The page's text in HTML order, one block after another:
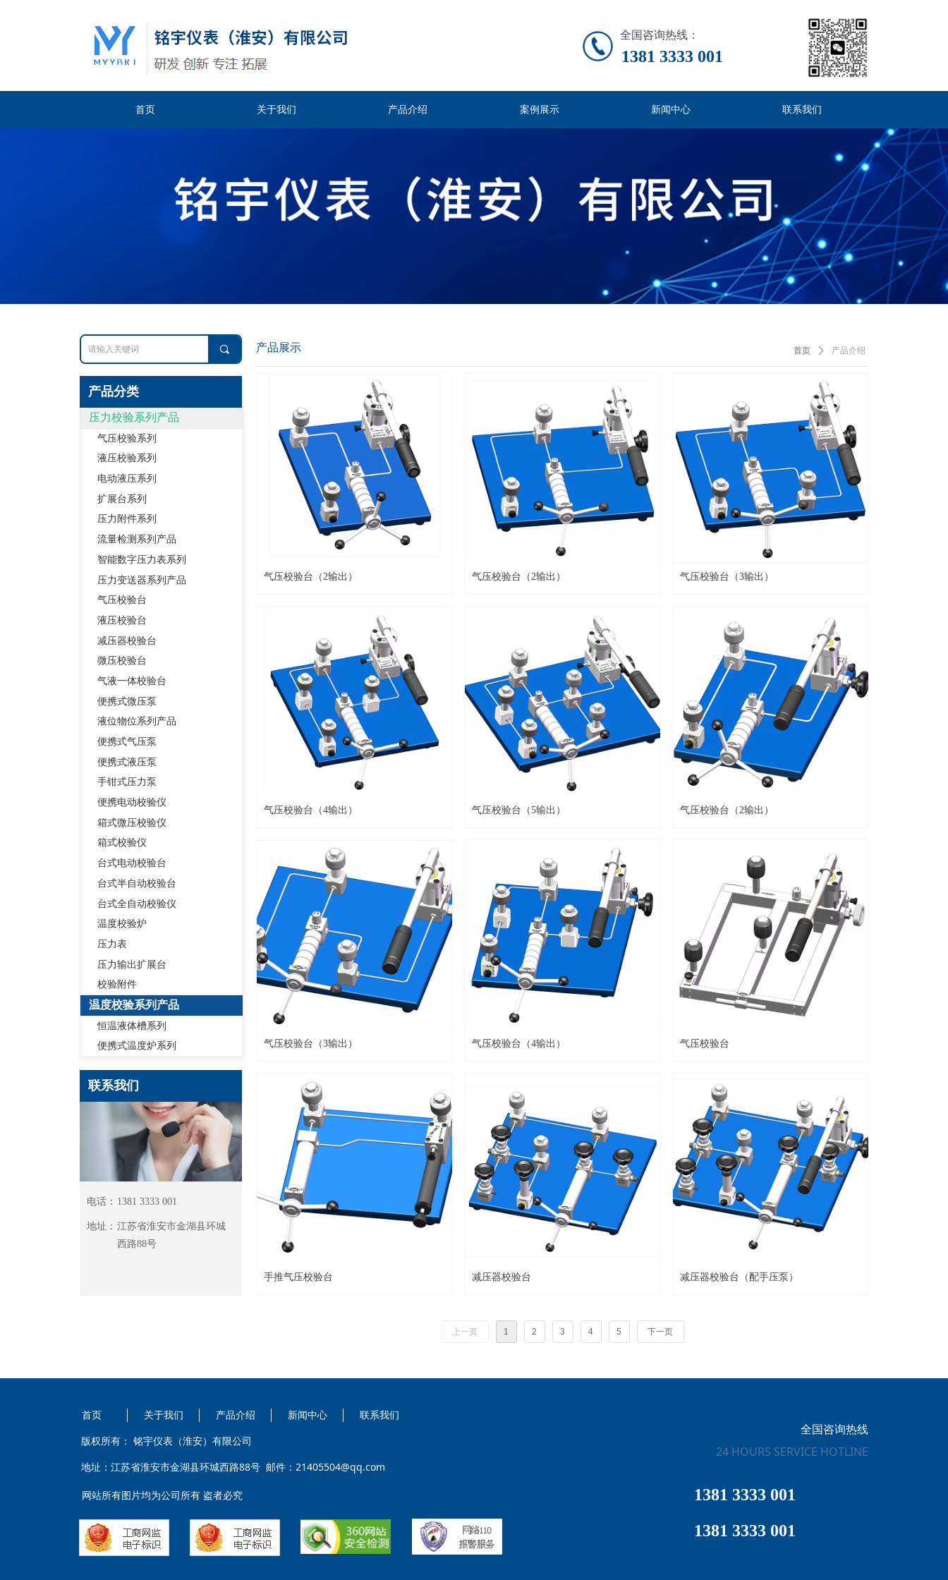
全国咨询热线：
1381 3333 001
首页 关于我们 产品介绍 案例展示 新闻中心 联系我们
气压校验台（2输出） 气压校验台（2输出） 气压校验台（3输出）
气压校验台（4输出） 气压校验台（5输出） 气压校验台（2输出）
气压校验台（3输出） 气压校验台（4输出） 气压校验台
手推气压校验台 减压器校验台 减压器校验台（配手压泵）
上一页 1 2 3 4 5 下一页
끠
产品分类
联系我们
电话： 1381 3333 001
地址： 江苏省淮安市⾦湖县环城
⻄路88号
压力校验系列产品
气压校验系列
液压校验系列
电动液压系列
扩展台系列
压力附件系列
流量检测系列产品
智能数字压力表系列
压力变送器系列产品
气压校验台
液压校验台
减压器校验台
微压校验台
气液一体校验台
便携式微压泵
液位物位系列产品
便携式气压泵
便携式液压泵
手钳式压力泵
便携电动校验仪
箱式微压校验仪
箱式校验仪
台式电动校验台
台式半自动校验台
台式全自动校验仪
温度校验炉
压力表
压力输出扩展台
校验附件
温度校验系列产品
恒温液体槽系列
便携式温度炉系列
产品展示 首页 ꄲ 产品介绍
版权所有： 铭宇仪表（淮安）有限公司
首页 关于我们 产品介绍 新闻中心 联系我们
地址：江苏省淮安市⾦湖县环城⻄路88号 邮件：21405504@qq.com
网站所有图片均为公司所有 盗者必究
全国咨询热线
24 HOURS SERVICE HOTLINE
1381 3333 001
1381 3333 001